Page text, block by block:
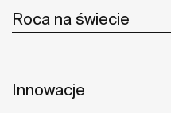
Roca na świecie
Innowacje